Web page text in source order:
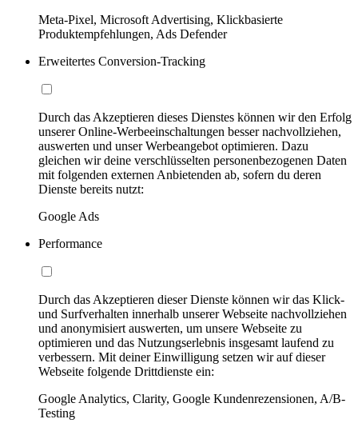
Meta-Pixel, Microsoft Advertising, Klickbasierte
Produktempfehlungen, Ads Defender
Erweitertes Conversion-Tracking
Durch das Akzeptieren dieses Dienstes können wir den Erfolg
unserer Online-Werbeeinschaltungen besser nachvollziehen,
auswerten und unser Werbeangebot optimieren. Dazu
gleichen wir deine verschlüsselten personenbezogenen Daten
mit folgenden externen Anbietenden ab, sofern du deren
Dienste bereits nutzt:
Google Ads
Performance
Durch das Akzeptieren dieser Dienste können wir das Klick-
und Surfverhalten innerhalb unserer Webseite nachvollziehen
und anonymisiert auswerten, um unsere Webseite zu
optimieren und das Nutzungserlebnis insgesamt laufend zu
verbessern. Mit deiner Einwilligung setzen wir auf dieser
Webseite folgende Drittdienste ein:
Google Analytics, Clarity, Google Kundenrezensionen, A/B-
Testing